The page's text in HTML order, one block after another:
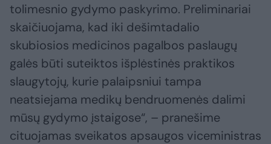
tolimesnio gydymo paskyrimo. Preliminariai
skaičiuojama, kad iki dešimtadalio
skubiosios medicinos pagalbos paslaugų
galės būti suteiktos išplėstinės praktikos
slaugytojų, kurie palaipsniui tampa
neatsiejama medikų bendruomenės dalimi
mūsų gydymo įstaigose“, – pranešime
cituojamas sveikatos apsaugos viceministras